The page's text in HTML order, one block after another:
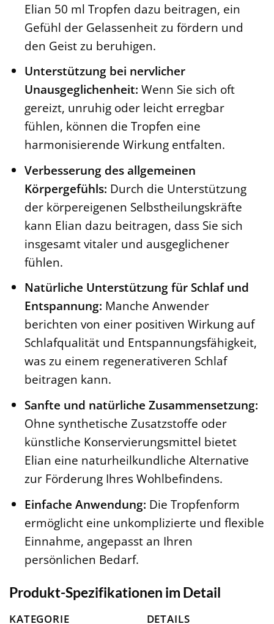
Elian 50 ml Tropfen dazu beitragen, ein
Gefühl der Gelassenheit zu fördern und
den Geist zu beruhigen.
Unterstützung bei nervlicher
Unausgeglichenheit: Wenn Sie sich oft
gereizt, unruhig oder leicht erregbar
fühlen, können die Tropfen eine
harmonisierende Wirkung entfalten.
Verbesserung des allgemeinen
Körpergefühls: Durch die Unterstützung
der körpereigenen Selbstheilungskräfte
kann Elian dazu beitragen, dass Sie sich
insgesamt vitaler und ausgeglichener
fühlen.
Natürliche Unterstützung für Schlaf und
Entspannung: Manche Anwender
berichten von einer positiven Wirkung auf
Schlafqualität und Entspannungsfähigkeit,
was zu einem regenerativeren Schlaf
beitragen kann.
Sanfte und natürliche Zusammensetzung:
Ohne synthetische Zusatzstoffe oder
künstliche Konservierungsmittel bietet
Elian eine naturheilkundliche Alternative
zur Förderung Ihres Wohlbefindens.
Einfache Anwendung: Die Tropfenform
ermöglicht eine unkomplizierte und flexible
Einnahme, angepasst an Ihren
persönlichen Bedarf.
Produkt-Spezifikationen im Detail
KATEGORIE DETAILS